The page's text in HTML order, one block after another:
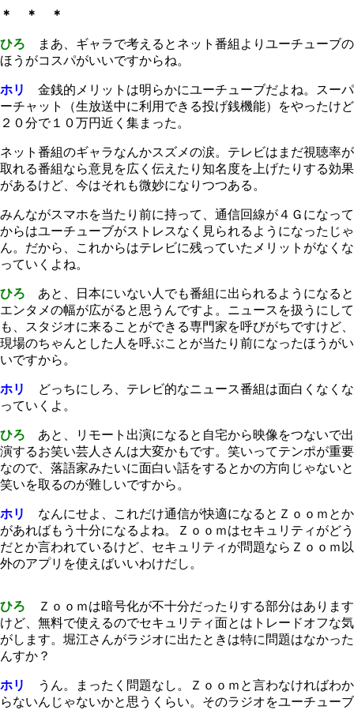
＊ ＊ ＊
ひろ まあ、ギャラで考えるとネット番組よりユーチューブの
ほうがコスパがいいですからね。
ホリ
金銭的メリットは明らかにユーチューブだよね。スーパ
ーチャット（生放送中に利用できる投げ銭機能）をやったけど
２０分で１０万円近く集まった。
ネット番組のギャラなんかスズメの涙。テレビはまだ視聴率が
取れる番組なら意見を広く伝えたり知名度を上げたりする効果
があるけど、今はそれも微妙になりつつある。
みんながスマホを当たり前に持って、通信回線が４Ｇになって
からはユーチューブがストレスなく見られるようになったじゃ
ん。だから、これからはテレビに残っていたメリットがなくな
っていくよね。
ひろ あと、日本にいない人でも番組に出られるようになると
エンタメの幅が広がると思うんですよ。ニュースを扱うにして
も、スタジオに来ることができる専門家を呼びがちですけど、
現場のちゃんとした人を呼ぶことが当たり前になったほうがい
いですから。
ホリ
どっちにしろ、テレビ的なニュース番組は面白くなくな
っていくよ。
ひろ あと、リモート出演になると自宅から映像をつないで出
演するお笑い芸人さんは大変かもです。笑いってテンポが重要
なので、落語家みたいに面白い話をするとかの方向じゃないと
笑いを取るのが難しいですから。
ホリ
なんにせよ、これだけ通信が快適になるとＺｏｏｍとか
があればもう十分になるよね。Ｚｏｏｍはセキュリティがどう
だとか言われているけど、セキュリティが問題ならＺｏｏｍ以
外のアプリを使えばいいわけだし。
ひろ Ｚｏｏｍは暗号化が不十分だったりする部分はあります
けど、無料で使えるのでセキュリティ面とはトレードオフな気
がします。堀江さんがラジオに出たときは特に問題はなかった
んすか？
ホリ
うん。まったく問題なし。Ｚｏｏｍと言わなければわか
らないんじゃないかと思うくらい。そのラジオをユーチューブ